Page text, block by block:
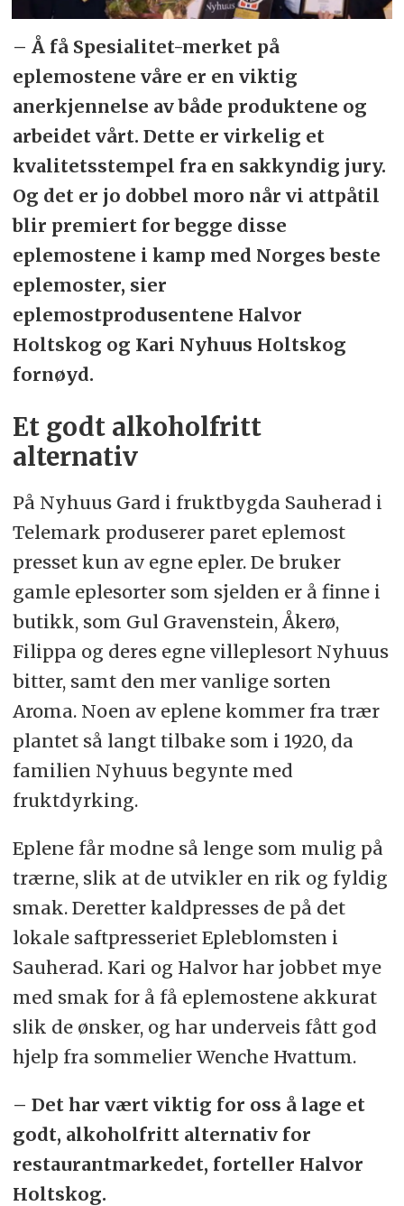
– Å få Spesialitet-merket på
eplemostene våre er en viktig
anerkjennelse av både produktene og
arbeidet vårt. Dette er virkelig et
kvalitetsstempel fra en sakkyndig jury.
Og det er jo dobbel moro når vi attpåtil
blir premiert for begge disse
eplemostene i kamp med Norges beste
eplemoster, sier
eplemostprodusentene Halvor
Holtskog og Kari Nyhuus Holtskog
fornøyd.
Et godt alkoholfritt
alternativ
På Nyhuus Gard i fruktbygda Sauherad i
Telemark produserer paret eplemost
presset kun av egne epler. De bruker
gamle eplesorter som sjelden er å finne i
butikk, som Gul Gravenstein, Åkerø,
Filippa og deres egne villeplesort Nyhuus
bitter, samt den mer vanlige sorten
Aroma. Noen av eplene kommer fra trær
plantet så langt tilbake som i 1920, da
familien Nyhuus begynte med
fruktdyrking.
Eplene får modne så lenge som mulig på
trærne, slik at de utvikler en rik og fyldig
smak. Deretter kaldpresses de på det
lokale saftpresseriet Epleblomsten i
Sauherad. Kari og Halvor har jobbet mye
med smak for å få eplemostene akkurat
slik de ønsker, og har underveis fått god
hjelp fra sommelier Wenche Hvattum.
– Det har vært viktig for oss å lage et
godt, alkoholfritt alternativ for
restaurantmarkedet, forteller Halvor
Holtskog.